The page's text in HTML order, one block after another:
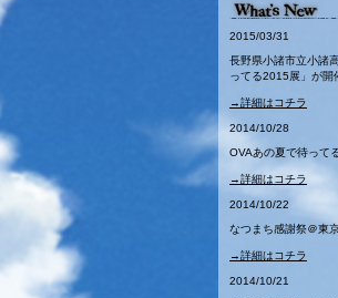
2015/03/31
長野県小諸市立小諸
ってる2015展」が開
→詳細はコチラ
2014/10/28
OVAあの夏で待って
→詳細はコチラ
2014/10/22
なつまち感謝祭＠東
→詳細はコチラ
2014/10/21